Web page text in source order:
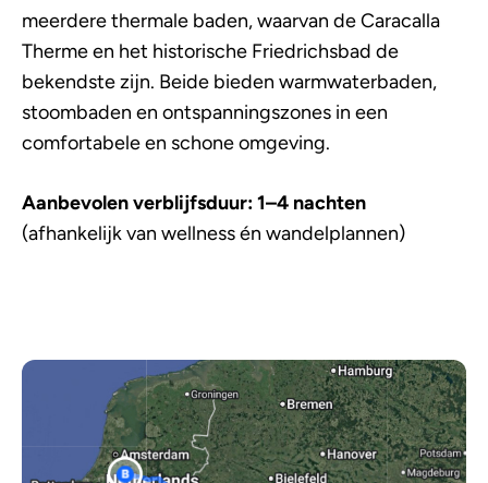
meerdere thermale baden, waarvan de Caracalla
Therme en het historische Friedrichsbad de
bekendste zijn. Beide bieden warmwaterbaden,
stoombaden en ontspanningszones in een
comfortabele en schone omgeving.
Aanbevolen verblijfsduur: 1–4 nachten
(afhankelijk van wellness én wandelplannen)